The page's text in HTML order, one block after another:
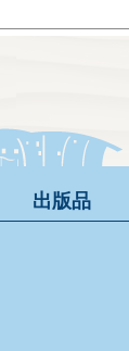
出版品